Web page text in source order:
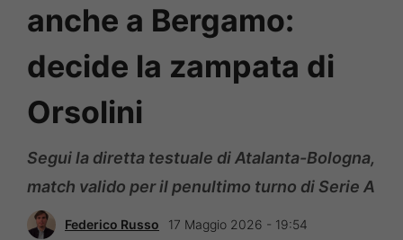
anche a Bergamo:
decide la zampata di
Orsolini
Segui la diretta testuale di Atalanta-Bologna,
match valido per il penultimo turno di Serie A
Federico Russo 17 Maggio 2026 - 19:54